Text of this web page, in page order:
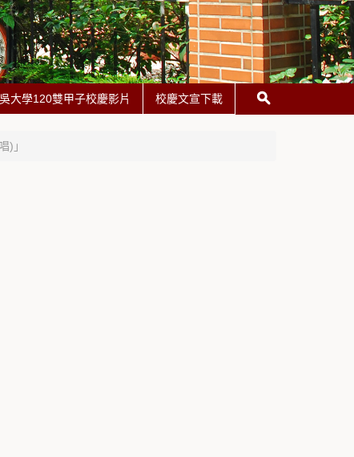
大學120雙甲子校慶影片 校慶文宣下載
)」